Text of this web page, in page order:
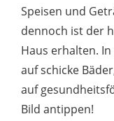
Speisen und
dennoch ist der
Haus erhalten.
auf schicke
auf
Bild antippen!